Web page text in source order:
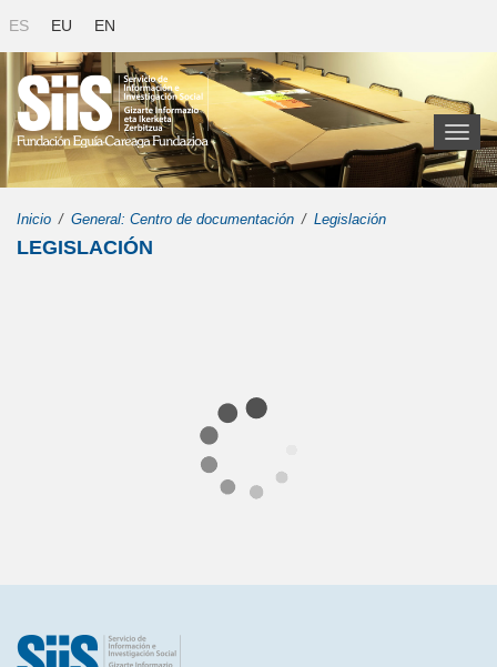
ES EU EN
Toggle
Inicio General: Centro de documentación Legislación
LEGISLACIÓN